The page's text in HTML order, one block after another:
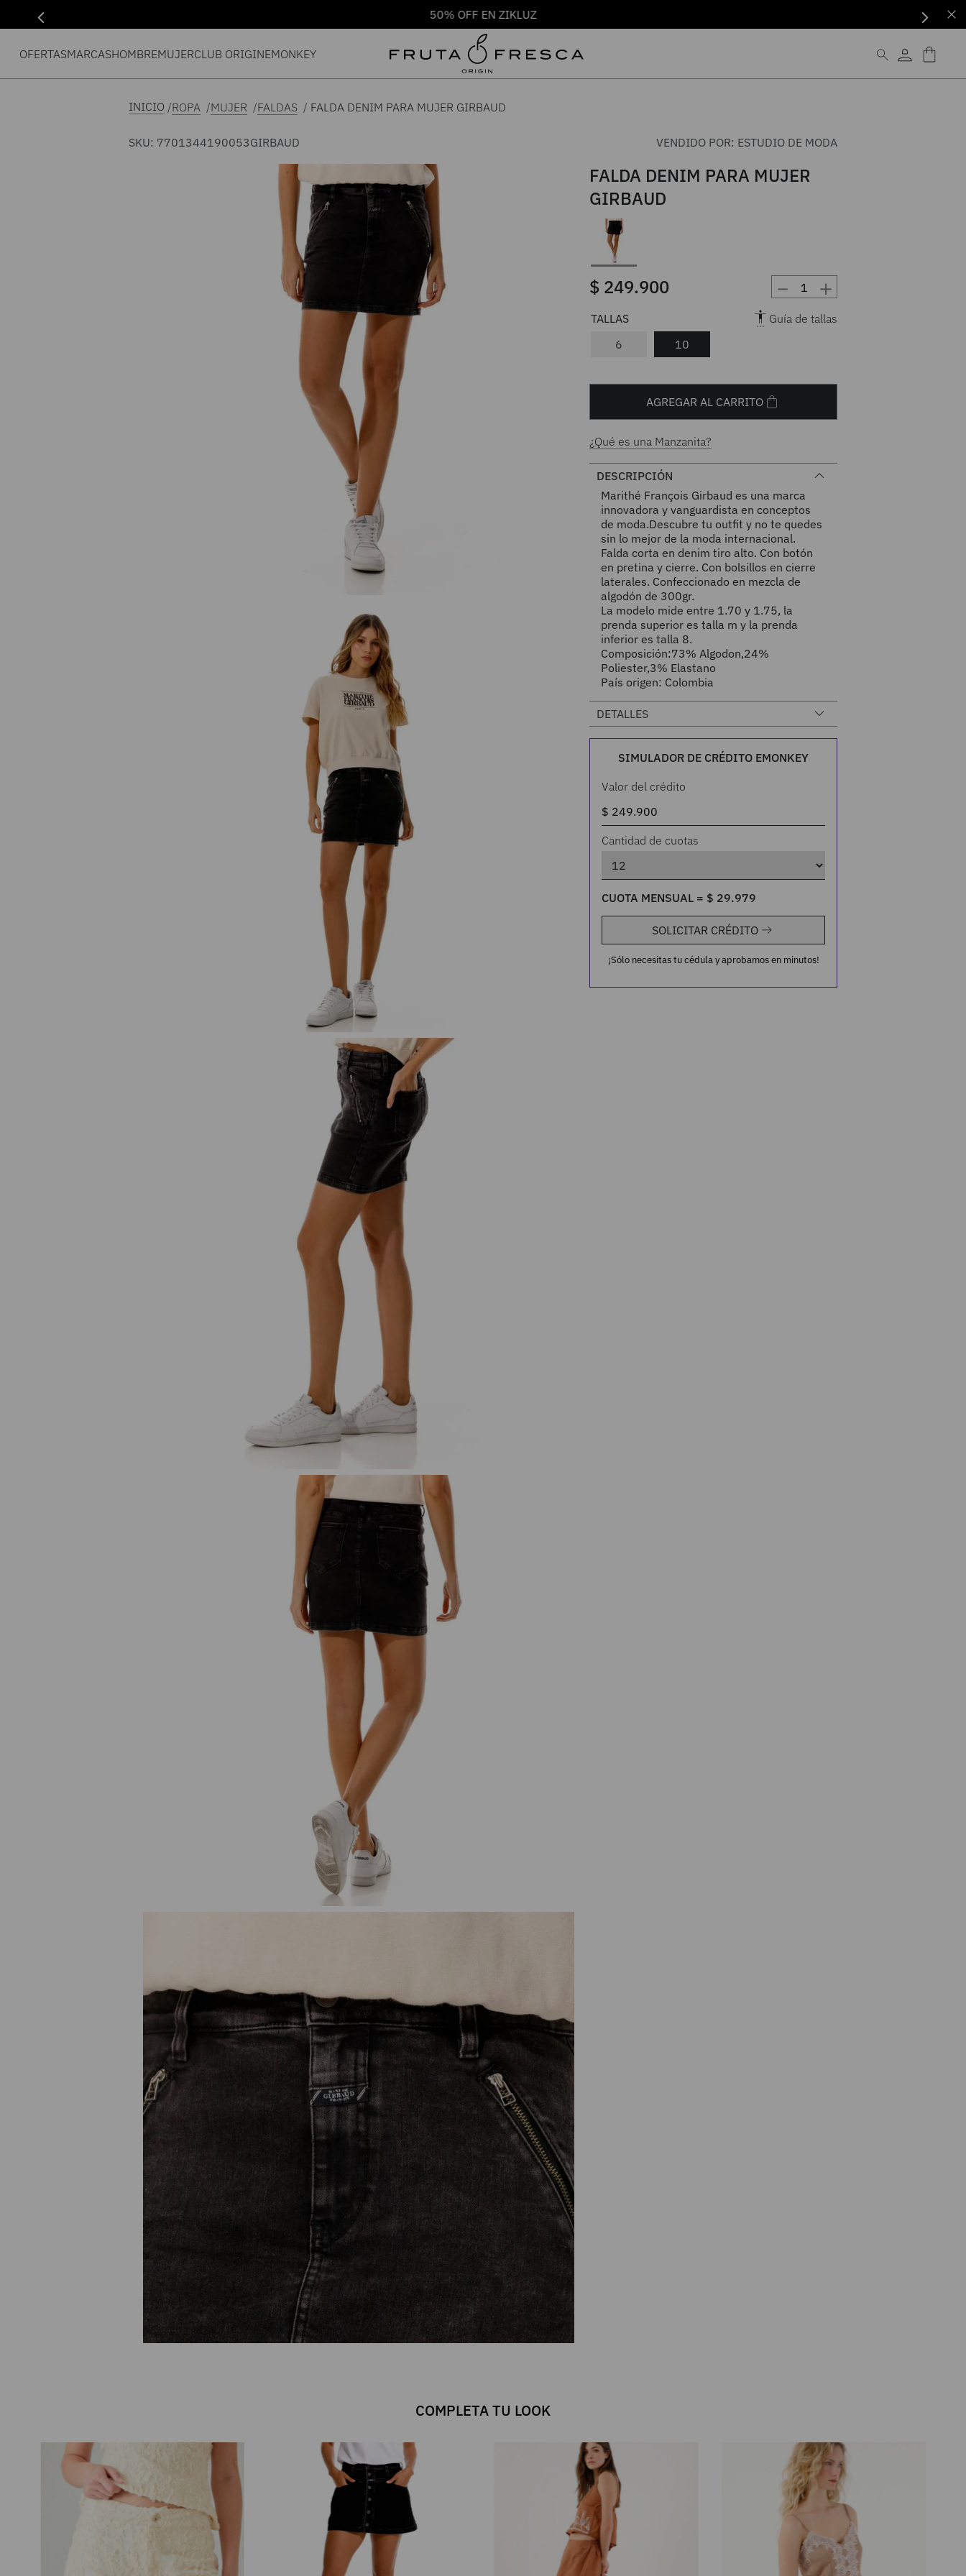
50% OFF EN ZIKLUZ
OFERTASMARCASHOMBREMUJERCLUB ORIGINEMONKEY
ROPA MUJER FALDAS FALDA DENIM PARA MUJER GIRBAUD
SKU: 7701344190053GIRBAUD VENDIDO POR: ESTUDIO DE MODA
FALDA DENIM PARA MUJER
GIRBAUD
$ 249.900 ＋
－
6 10
Guía de tallas
AGREGAR AL CARRITO
¿Qué es una Manzanita?
DESCRIPCIÓN
Marithé François Girbaud es una marca
innovadora y vanguardista en conceptos
de moda.Descubre tu outfit y no te quedes
sin lo mejor de la moda internacional.
Falda corta en denim tiro alto. Con botón
en pretina y cierre. Con bolsillos en cierre
laterales. Confeccionado en mezcla de
algodón de 300gr.
La modelo mide entre 1.70 y 1.75, la
prenda superior es talla m y la prenda
inferior es talla 8.
Composición:73% Algodon,24%
Poliester,3% Elastano
País origen: Colombia
DETALLES
SIMULADOR DE CRÉDITO EMONKEY
Valor del crédito
Cantidad de cuotas
CUOTA MENSUAL = $ 29.979
SOLICITAR CRÉDITO
¡Sólo necesitas tu cédula y aprobamos en minutos!
COMPLETA TU LOOK